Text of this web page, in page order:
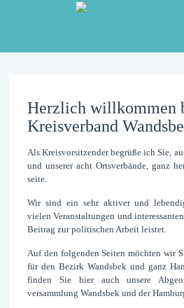
Herzlich willkommen
Kreisverband
Als Kreisvorsitzender begrüße ich Sie,
und unserer acht Orts­verbände, ganz
seite.
Wir sind ein sehr aktiver und
vielen Ver­anstaltungen und
Bei­trag zur politischen Arbeit leistet.
Auf den folgenden Seiten möchten wir
für den Bezirk Wandsbek und ganz
finden Sie hier auch unsere
versammlung Wandsbek und der